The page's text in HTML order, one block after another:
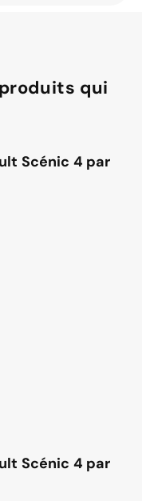
qui
Scénic 4 par
Scénic 4 par